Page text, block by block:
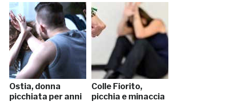
Ostia, donna
picchiata per anni
Colle Fiorito,
picchia e minaccia